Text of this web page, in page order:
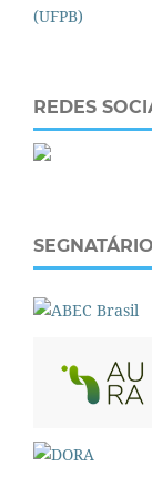
REDES
SEGNATÁRIO